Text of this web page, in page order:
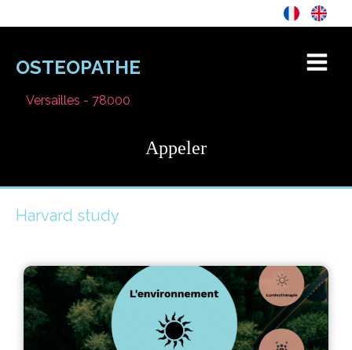
OSTEOPATHE
Versailles - 78000
Appeler
Harvard study